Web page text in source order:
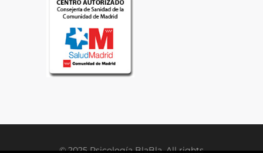
© 2025 Psicología BlaBla. All rights